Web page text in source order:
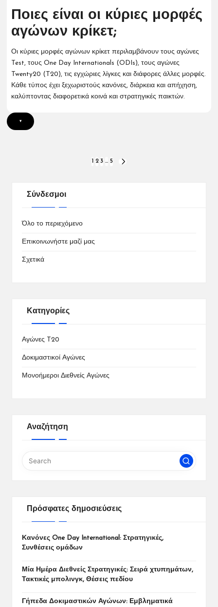
Ποιες είναι οι κύριες μορφές
αγώνων κρίκετ;
Οι κύριες μορφές αγώνων κρίκετ περιλαμβάνουν τους αγώνες
Test, τους One Day Internationals (ODIs), τους αγώνες
Twenty20 (T20), τις εγχώριες λίγκες και διάφορες άλλες μορφές.
Κάθε τύπος έχει ξεχωριστούς κανόνες, διάρκεια και απήχηση,
καλύπτοντας διαφορετικά κοινά και στρατηγικές παικτών.
▾
2 3 … 5
Σύνδεσμοι
Όλο το περιεχόμενο
Επικοινωνήστε μαζί μας
Σχετικά
Κατηγορίες
Αγώνες T20
Δοκιμαστικοί Αγώνες
Μονοήμεροι Διεθνείς Αγώνες
Αναζήτηση
Πρόσφατες δημοσιεύσεις
Κανόνες One Day International: Στρατηγικές,
Συνθέσεις ομάδων
Μία Ημέρα Διεθνείς Στρατηγικές: Σειρά χτυπημάτων,
Τακτικές μπολινγκ, Θέσεις πεδίου
Γήπεδα Δοκιμαστικών Αγώνων: Εμβληματικά